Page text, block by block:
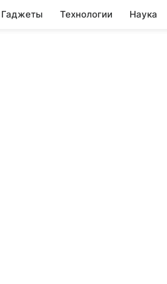
Гаджеты Технологии Наука